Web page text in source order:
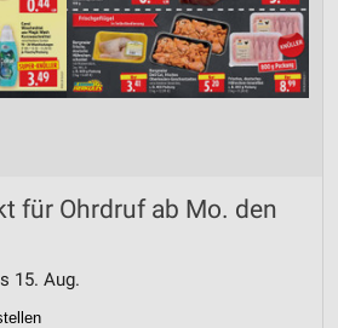
für Ohrdruf ab Mo. den
15. Aug.